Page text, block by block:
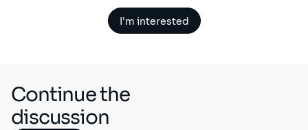
I'm interested
Continue the
discussion